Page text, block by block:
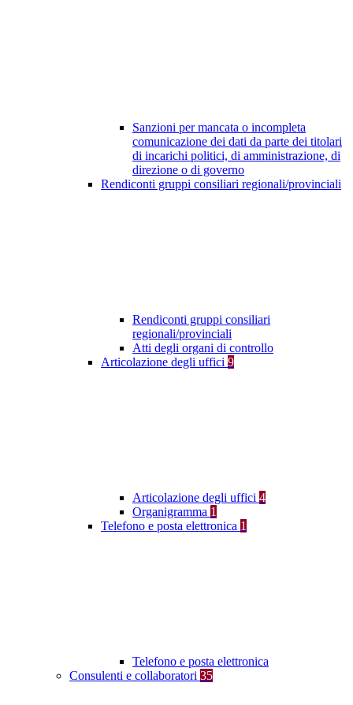
Sanzioni per mancata o incompleta
comunicazione dei dati da parte dei titolari
di incarichi politici, di amministrazione, di
direzione o di governo
Rendiconti gruppi consiliari regionali/provinciali
Rendiconti gruppi consiliari
regionali/provinciali
Atti degli organi di controllo
Articolazione degli uffici 9
Articolazione degli uffici 4
Organigramma 1
Telefono e posta elettronica 1
Telefono e posta elettronica
Consulenti e collaboratori 35